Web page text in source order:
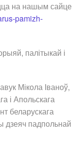
на нашым сайце
pamizh-
палітыкай і
Мікола Іваноў,
і Апольскага
беларускага
дзеяч падпольнай